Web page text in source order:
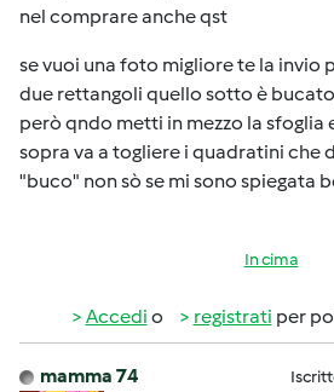
nel comprare anche qst
se vuoi una foto migliore te la invio
due rettangoli quello sotto è
però qndo metti in mezzo la sfoglia
sopra va a togliere i quadratini che
"buco" non sò se mi sono spiegata
In cima
Accedi o registrati per
mamma 74